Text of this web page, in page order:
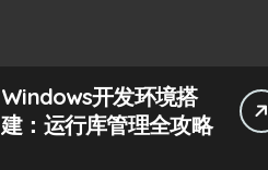
Windows开发环境搭
建：运行库管理全攻略